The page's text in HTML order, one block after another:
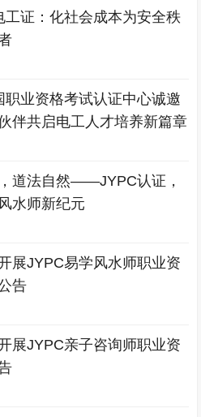
工证：化社会成本为安全秩
职业资格考试认证中心诚邀
伴共启电工人才培养新篇章
道法自然——JYPC认证，
水师新纪元
展JYPC易学风水师职业资
告
展JYPC亲子咨询师职业资